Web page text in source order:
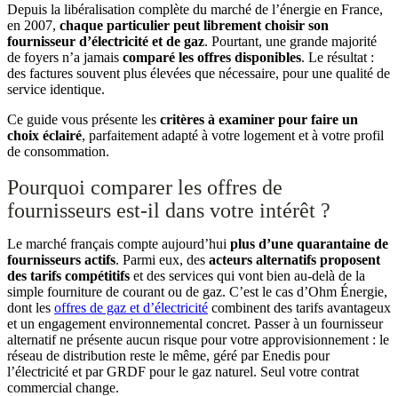
Depuis la libéralisation complète du marché de l’énergie en France,
en 2007, chaque particulier peut librement choisir son
fournisseur d’électricité et de gaz. Pourtant, une grande majorité
de foyers n’a jamais comparé les offres disponibles. Le résultat :
des factures souvent plus élevées que nécessaire, pour une qualité de
service identique.
Ce guide vous présente les critères à examiner pour faire un
choix éclairé, parfaitement adapté à votre logement et à votre profil
de consommation.
Pourquoi comparer les offres de
fournisseurs est-il dans votre intérêt ?
Le marché français compte aujourd’hui plus d’une quarantaine de
fournisseurs actifs. Parmi eux, des acteurs alternatifs proposent
des tarifs compétitifs et des services qui vont bien au-delà de la
simple fourniture de courant ou de gaz. C’est le cas d’Ohm Énergie,
dont les offres de gaz et d’électricité combinent des tarifs avantageux
et un engagement environnemental concret. Passer à un fournisseur
alternatif ne présente aucun risque pour votre approvisionnement : le
réseau de distribution reste le même, géré par Enedis pour
l’électricité et par GRDF pour le gaz naturel. Seul votre contrat
commercial change.